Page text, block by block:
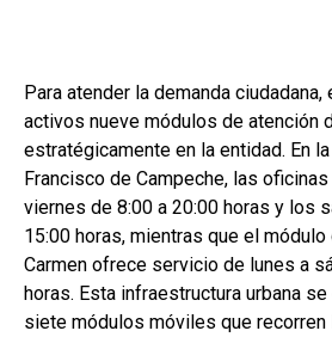
Para atender la demanda ciudadana,
activos nueve módulos de atención
estratégicamente en la entidad. En
Francisco de Campeche, las
viernes de 8:00 a 20:00 horas y los
15:00 horas, mientras que el
Carmen ofrece servicio de lunes a
horas. Esta infraestructura urbana
siete módulos móviles que